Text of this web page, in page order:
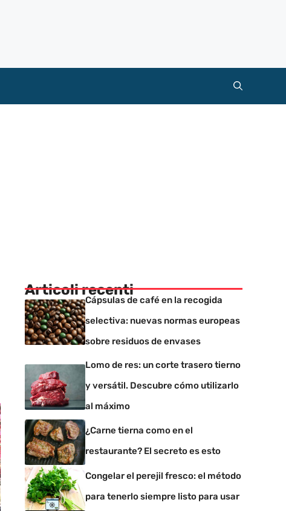
Articoli recenti
Cápsulas de café en la recogida
selectiva: nuevas normas europeas
sobre residuos de envases
Lomo de res: un corte trasero tierno
y versátil. Descubre cómo utilizarlo
al máximo
¿Carne tierna como en el
restaurante? El secreto es esto
Congelar el perejil fresco: el método
para tenerlo siempre listo para usar